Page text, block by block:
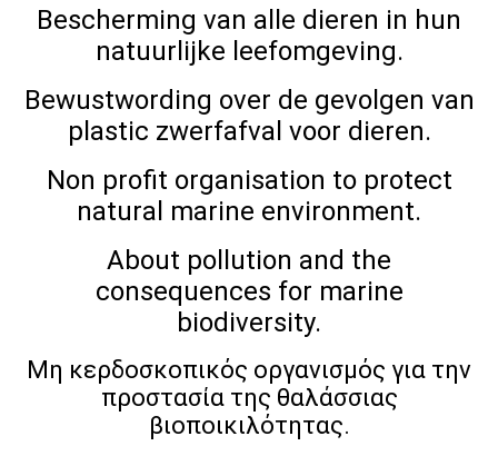
Bescherming van alle dieren in hun
natuurlijke leefomgeving.
Bewustwording over de gevolgen van
plastic zwerfafval voor dieren.
Non profit organisation to protect
natural marine environment.
About pollution and the
consequences for marine
biodiversity.
Μη κερδοσκοπικός οργανισμός για την
προστασία της θαλάσσιας
βιοποικιλότητας.